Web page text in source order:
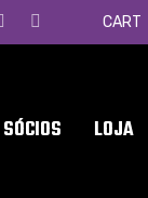
CART
SÓCIOS LOJA